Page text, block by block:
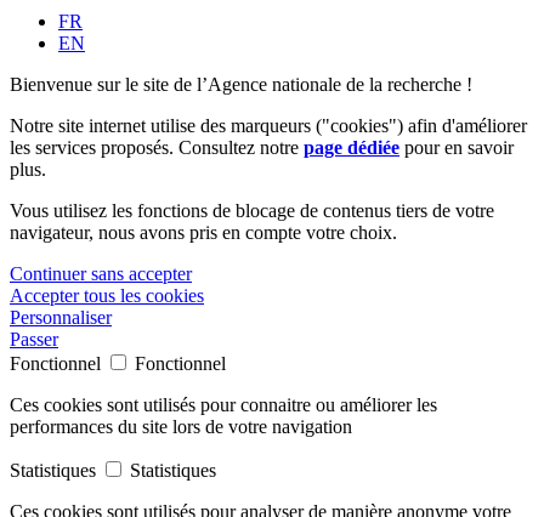
FR
EN
Bienvenue sur le site de l’Agence nationale de la recherche !
Notre site internet utilise des marqueurs ("cookies") afin d'améliorer
les services proposés. Consultez notre page dédiée pour en savoir
plus.
Vous utilisez les fonctions de blocage de contenus tiers de votre
navigateur, nous avons pris en compte votre choix.
Continuer sans accepter
Accepter tous les cookies
Personnaliser
Passer
Fonctionnel
Fonctionnel
Ces cookies sont utilisés pour connaitre ou améliorer les
performances du site lors de votre navigation
Statistiques
Statistiques
Ces cookies sont utilisés pour analyser de manière anonyme votre